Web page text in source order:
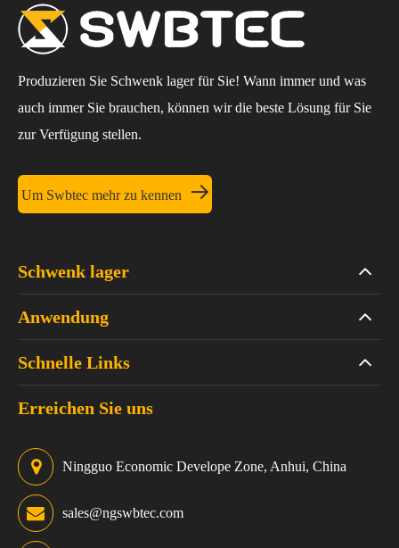
Produzieren Sie Schwenk lager für Sie! Wann immer und was
auch immer Sie brauchen, können wir die beste Lösung für Sie
zur Verfügung stellen.
Um Swbtec mehr zu kennen 
Schwenk lager
Anwendung
Schnelle Links
Erreichen Sie uns
Ningguo Economic Develope Zone, Anhui, China
sales@ngswbtec.com